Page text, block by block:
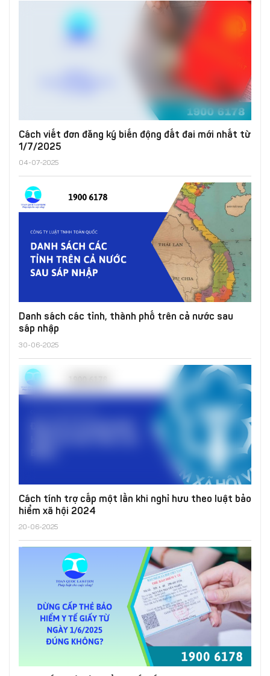
Cách viết đơn đăng ký biến động đất đai mới nhất từ
1/7/2025
04-07-2025
Danh sách các tỉnh, thành phố trên cả nước sau
sáp nhập
30-06-2025
Cách tính trợ cấp một lần khi nghỉ hưu theo luật bảo
hiểm xã hội 2024
20-06-2025